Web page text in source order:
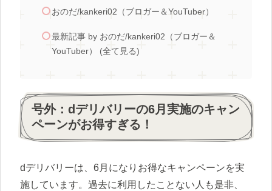
おのだ/kankeri02（ブロガー＆YouTuber）
最新記事 by おのだ/kankeri02（ブロガー＆
YouTuber） (全て見る)
号外：dデリバリーの6月実施のキャン
ペーンがお得すぎる！
dデリバリーは、6月になりお得なキャンペーンを実
施しています。過去に利用したことない人も是非、